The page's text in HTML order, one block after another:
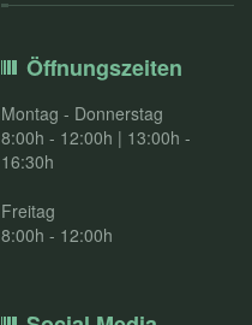
Öffnungszeiten
Montag - Donnerstag
8:00h - 12:00h | 13:00h -
16:30h
Freitag
8:00h - 12:00h